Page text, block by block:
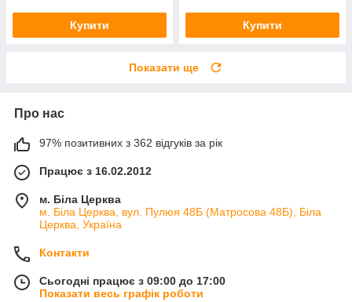
Купити Купити
Показати ще
Про нас
97% позитивних з 362 відгуків за рік
Працює з 16.02.2012
м. Біла Церква
м. Біла Церква, вул. Пулюя 48Б (Матросова 48Б), Біла
Церква, Україна
Контакти
Сьогодні працює з 09:00 до 17:00
Показати весь графік роботи